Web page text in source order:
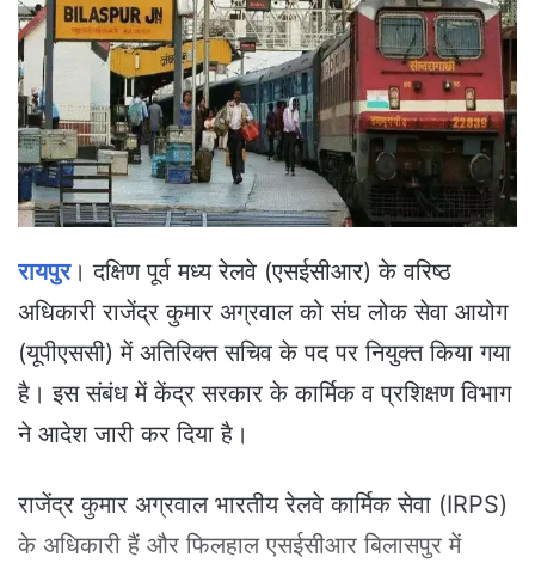
n
e
m
a
i
l
रायपुर। दक्षिण पूर्व मध्य रेलवे (एसईसीआर) के वरिष्ठ
अधिकारी राजेंद्र कुमार अग्रवाल को संघ लोक सेवा आयोग
(यूपीएससी) में अतिरिक्त सचिव के पद पर नियुक्त किया गया
है। इस संबंध में केंद्र सरकार के कार्मिक व प्रशिक्षण विभाग
ने आदेश जारी कर दिया है।
राजेंद्र कुमार अग्रवाल भारतीय रेलवे कार्मिक सेवा (IRPS)
के अधिकारी हैं और फिलहाल एसईसीआर बिलासपुर में